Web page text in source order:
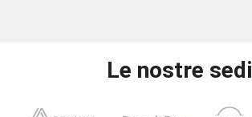
Le nostre sedi